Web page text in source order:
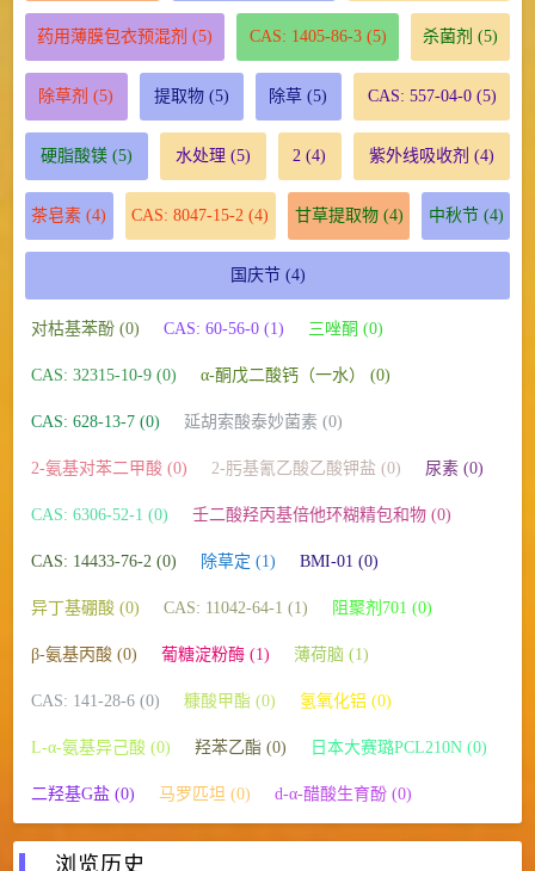
药用薄膜包衣预混剂 (5) CAS: 1405-86-3(5) 杀菌剂 (5)
除草剂 (5) 提取物(5) 除草 (5) CAS: 557-04-0(5)
硬脂酸镁(5) 水处理 (5) 2 (4) 紫外线吸收剂 (4)
茶皂素 (4) CAS: 8047-15-2 (4) 甘草提取物(4) 中秋节(4)
国庆节(4)
对枯基苯酚 (0) CAS: 60-56-0 (1) 三唑酮 (0)
CAS: 32315-10-9 (0) α-酮戊二酸钙（一水） (0)
CAS: 628-13-7 (0) 延胡索酸泰妙菌素 (0)
2-氨基对苯二甲酸 (0) 2-肟基氰乙酸乙酸钾盐 (0) 尿素 (0)
CAS: 6306-52-1 (0) 壬二酸羟丙基倍他环糊精包和物 (0)
CAS: 14433-76-2 (0) 除草定 (1) BMI-01 (0)
异丁基硼酸 (0) CAS: 11042-64-1 (1) 阻聚剂701 (0)
β-氨基丙酸 (0) 葡糖淀粉酶 (1) 薄荷脑 (1)
CAS: 141-28-6 (0) 糠酸甲酯 (0) 氢氧化铝 (0)
L-α-氨基异己酸 (0) 羟苯乙酯 (0) 日本大赛璐PCL210N (0)
二羟基G盐 (0) 马罗匹坦 (0) d-α-醋酸生育酚 (0)
浏览历史